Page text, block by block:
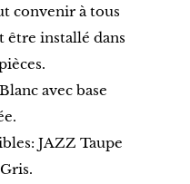
convenir à tous
être installé dans
avec base
JAZZ Taupe